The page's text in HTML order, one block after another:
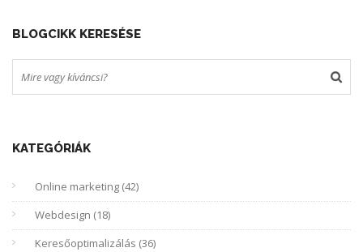
BLOGCIKK KERESÉSE
KATEGÓRIÁK
Online marketing (42)
Webdesign (18)
Keresőoptimalizálás (36)